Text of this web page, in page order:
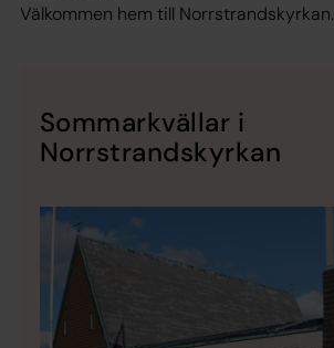
Välkommen hem till Norrstrandskyrkan.
Sommarkvällar i
Norrstrandskyrkan